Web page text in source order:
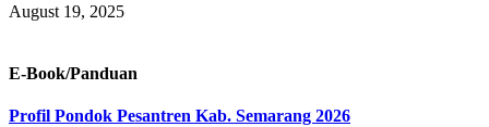
August 19, 2025
E-Book/Panduan
Profil Pondok Pesantren Kab. Semarang 2026